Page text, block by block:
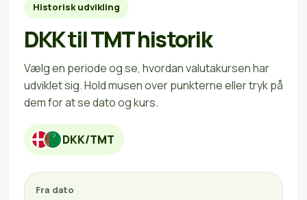
Historisk udvikling
DKK til TMT historik
Vælg en periode og se, hvordan valutakursen har
udviklet sig. Hold musen over punkterne eller tryk på
dem for at se dato og kurs.
DKK/TMT
Fra dato